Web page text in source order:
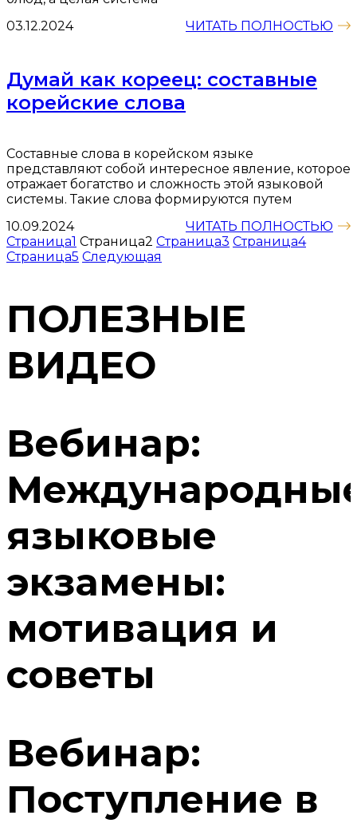
03.12.2024
ЧИТАТЬ ПОЛНОСТЬЮ
Думай как кореец: составные
корейские слова
10.09.2024
Составные слова в корейском языке
представляют собой интересное явление, которое
отражает богатство и сложность этой языковой
системы. Такие слова формируются путем
ЧИТАТЬ ПОЛНОСТЬЮ
Страница1 Страница2 Страница3 Страница4
Страница5 Следующая
ПОЛЕЗНЫЕ
ВИДЕО
Вебинар:
языковые
экзамены:
мотивация и
советы
Вебинар:
Поступление в